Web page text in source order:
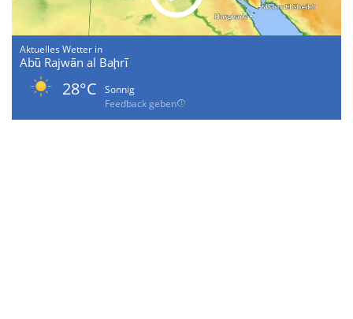
Aktuelles Wetter in
Abū Rajwān al Baḩrī
28°C
Sonnig
Feedback geben